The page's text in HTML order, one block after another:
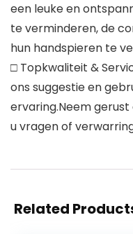
een leuke en
te verminderen, de
hun handspieren te
□ Topkwaliteit &
ons suggestie en
ervaring.Neem
u vragen of
Related